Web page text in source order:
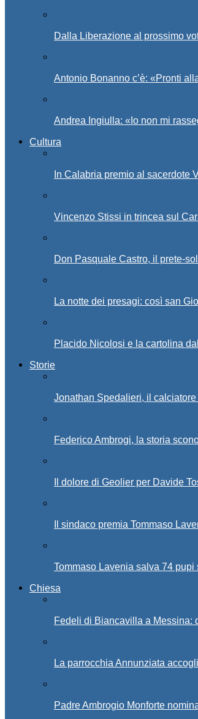
Dalla Liberazione al prossimo
Antonio Bonanno c’è: «Pronti
Andrea Ingiulla: «Io non mi
Cultura
In Calabria premio al sacerdote
Vincenzo Stissi in trincea sul
Don Pasquale Castro, il prete-
La notte dei presagi: così san
Placido Nicolosi e la cartolina
Storie
Jonathan Spedalieri, il
Federico Ambrogi, la storia
Il dolore di Geolier per Davide
Il sindaco premia Tommaso
Tommaso Lavenia salva 74
Chiesa
Fedeli di Biancavilla a Messina:
La parrocchia Annunziata
Padre Ambrogio Monforte